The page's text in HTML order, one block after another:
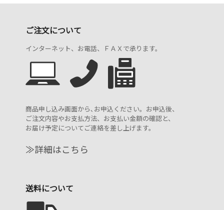
ご注文について
インターネット、お電話、ＦＡＸで承ります。
商品申し込み画面から､お申込ください。お申込後、
ご注文内容やお支払方法、お支払い金額の確認と、
お届け予定についてご連絡を差し上げます。
≫詳細はこちら
送料について